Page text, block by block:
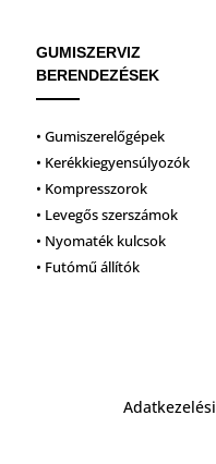
GUMISZERVIZ
BERENDEZÉSEK
• Gumiszerelőgépek
• Kerékkiegyensúlyozók
• Kompresszorok
• Levegős szerszámok
• Nyomaték kulcsok
• Futómű állítók